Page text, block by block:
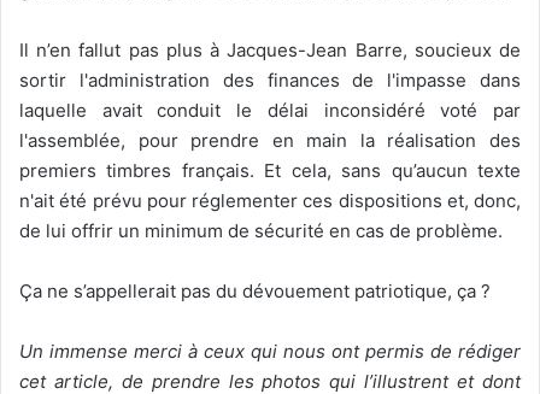
Il n’en fallut pas plus à Jacques-Jean Barre, soucieux de
sortir l'administration des finances de l'impasse dans
laquelle avait conduit le délai inconsidéré voté par
l'assemblée, pour prendre en main la réalisation des
premiers timbres français. Et cela, sans qu’aucun texte
n'ait été prévu pour réglementer ces dispositions et, donc,
de lui offrir un minimum de sécurité en cas de problème.
Ça ne s’appellerait pas du dévouement patriotique, ça ?
Un immense merci à ceux qui nous ont permis de rédiger
cet article, de prendre les photos qui l’illustrent etdont